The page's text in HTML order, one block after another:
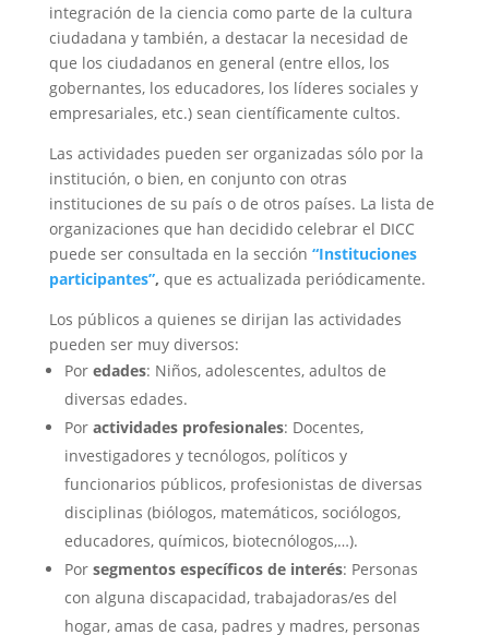
integración de la ciencia como parte de la cultura
ciudadana y también, a destacar la necesidad de
que los ciudadanos en general (entre ellos, los
gobernantes, los educadores, los líderes sociales y
empresariales, etc.) sean científicamente cultos.
Las actividades pueden ser organizadas sólo por la
institución, o bien, en conjunto con otras
instituciones de su país o de otros países. La lista de
organizaciones que han decidido celebrar el DICC
puede ser consultada en la sección “Instituciones
participantes”, que es actualizada periódicamente.
Los públicos a quienes se dirijan las actividades
pueden ser muy diversos:
Por edades: Niños, adolescentes, adultos de
diversas edades.
Por actividades profesionales: Docentes,
investigadores y tecnólogos, políticos y
funcionarios públicos, profesionistas de diversas
disciplinas (biólogos, matemáticos, sociólogos,
educadores, químicos, biotecnólogos,…).
Por segmentos específicos de interés: Personas
con alguna discapacidad, trabajadoras/es del
hogar, amas de casa, padres y madres, personas